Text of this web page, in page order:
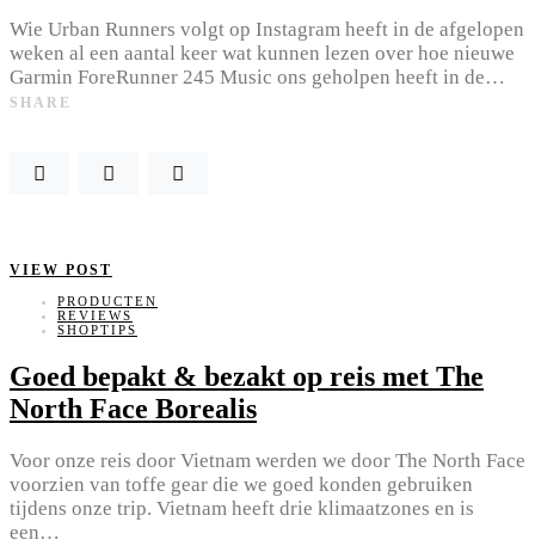
Wie Urban Runners volgt op Instagram heeft in de afgelopen
weken al een aantal keer wat kunnen lezen over hoe nieuwe
Garmin ForeRunner 245 Music ons geholpen heeft in de…
SHARE
VIEW POST
PRODUCTEN
REVIEWS
SHOPTIPS
Goed bepakt & bezakt op reis met The
North Face Borealis
Voor onze reis door Vietnam werden we door The North Face
voorzien van toffe gear die we goed konden gebruiken
tijdens onze trip. Vietnam heeft drie klimaatzones en is
een…